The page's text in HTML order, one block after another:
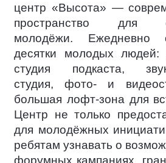
центр «Высота» —
пространство для
молодёжи. Ежедневно
десятки молодых людей:
студия подкаста,
студия, фото- и
большая лофт-зона для
Центр не только
для молодёжных
ребятам узнавать о
форумных кампаниях,